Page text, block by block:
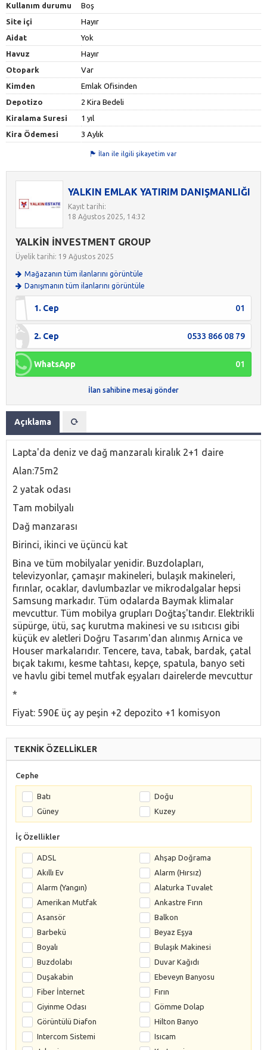
Kullanım durumu
Boş
Site içi
Hayır
Aidat
Yok
Havuz
Hayır
Otopark
Var
Kimden
Emlak Ofisinden
Depotizo
2 Kira Bedeli
Kiralama Suresi
1 yıl
Kira Ödemesi
3 Aylık
İlan ile ilgili şikayetim var
YALKIN EMLAK YATIRIM DANIŞMANLIĞI
Kayıt tarihi:
18 Ağustos 2025, 14:32
YALKİN İNVESTMENT GROUP
Üyelik tarihi: 19 Ağustos 2025
Mağazanın tüm ilanlarını görüntüle
Danışmanın tüm ilanlarını görüntüle
1. Cep 01
2. Cep 0533 866 08 79
WhatsApp 01
İlan sahibine mesaj gönder
Açıklama
Lapta'da deniz ve dağ manzaralı kiralık 2+1 daire
Alan:75m2
2 yatak odası
Tam mobilyalı
Dağ manzarası
Birinci, ikinci ve üçüncü kat
Bina ve tüm mobilyalar yenidir. Buzdolapları,
televizyonlar, çamaşır makineleri, bulaşık makineleri,
fırınlar, ocaklar, davlumbazlar ve mikrodalgalar hepsi
Samsung markadır. Tüm odalarda Baymak klimalar
mevcuttur. Tüm mobilya grupları Doğtaş'tandır. Elektrikli
süpürge, ütü, saç kurutma makinesi ve su ısıtıcısı gibi
küçük ev aletleri Doğru Tasarım'dan alınmış Arnica ve
Houser markalarıdır. Tencere, tava, tabak, bardak, çatal
bıçak takımı, kesme tahtası, kepçe, spatula, banyo seti
ve havlu gibi temel mutfak eşyaları dairelerde mevcuttur
*
Fiyat: 590£ üç ay peşin +2 depozito +1 komisyon
TEKNİK ÖZELLİKLER
Cephe
Batı
Doğu
Güney
Kuzey
İç Özellikler
ADSL
Ahşap Doğrama
Akıllı Ev
Alarm (Hırsız)
Alarm (Yangın)
Alaturka Tuvalet
Amerikan Mutfak
Ankastre Fırın
Asansör
Balkon
Barbekü
Beyaz Eşya
Boyalı
Bulaşık Makinesi
Buzdolabı
Duvar Kağıdı
Duşakabin
Ebeveyn Banyosu
Fiber İnternet
Fırın
Giyinme Odası
Gömme Dolap
Görüntülü Diafon
Hilton Banyo
Intercom Sistemi
Isıcam